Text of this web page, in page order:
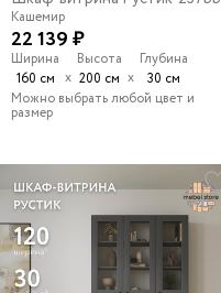
Кашемир
22 139 ₽
Ширина
160 см х
Высота
200 см х
Глубина
30 см
Можно выбрать любой цвет и
размер